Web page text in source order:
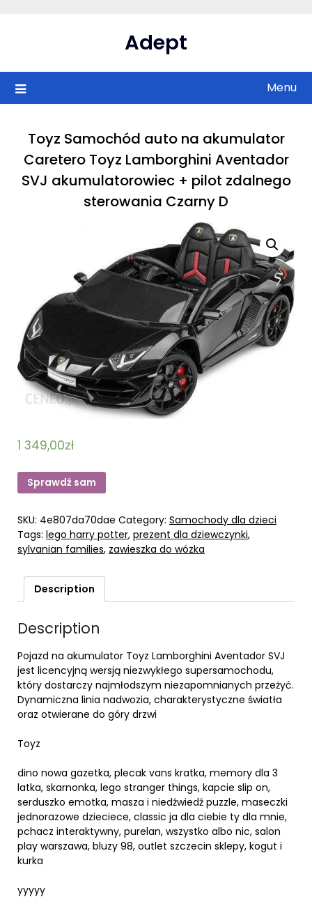
Adept
Menu
Toyz Samochód auto na akumulator
Caretero Toyz Lamborghini Aventador
SVJ akumulatorowiec + pilot zdalnego
sterowania Czarny D
1 349,00zł
Sprawdź sam
SKU: 4e807da70dae Category: Samochody dla dzieci
Tags: lego harry potter, prezent dla dziewczynki,
sylvanian families, zawieszka do wózka
Description
Description
Pojazd na akumulator Toyz Lamborghini Aventador SVJ
jest licencyjną wersją niezwykłego supersamochodu,
który dostarczy najmłodszym niezapomnianych przeżyć.
Dynamiczna linia nadwozia, charakterystyczne światła
oraz otwierane do góry drzwi
Toyz
dino nowa gazetka, plecak vans kratka, memory dla 3
latka, skarnonka, lego stranger things, kapcie slip on,
serduszko emotka, masza i niedźwiedź puzzle, maseczki
jednorazowe dzieciece, classic ja dla ciebie ty dla mnie,
pchacz interaktywny, purelan, wszystko albo nic, salon
play warszawa, bluzy 98, outlet szczecin sklepy, kogut i
kurka
yyyyy